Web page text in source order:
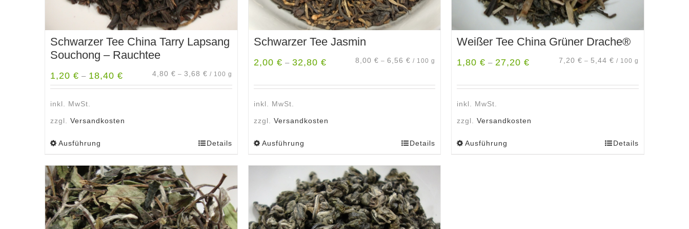
Schwarzer Tee China Tarry Lapsang
Souchong – Rauchtee
1,20 € – 18,40 € 4,80 € – 3,68 € / 100 g
inkl. MwSt.
zzgl. Versandkosten
Ausführung
weist
mehrere
Varianten
auf.
Die
Details
Schwarzer Tee Jasmin
2,00 € – 32,80 € 8,00€ –6,56€ / 100 g
inkl. MwSt.
zzgl. Versandkosten
Ausführung
weist
mehrere
Varianten
auf.
Die
Details
Weißer Tee China Grüner Drache®
1,80€ – 27,20€ 7,20 € – 5,44 € / 100 g
inkl. MwSt.
zzgl.Versandkosten
Ausführung Details